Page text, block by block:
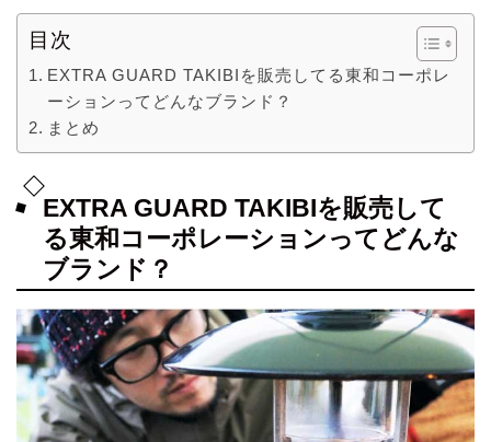
目次
EXTRA GUARD TAKIBIを販売してる東和コーポレ
ーションってどんなブランド？
まとめ
EXTRA GUARD TAKIBIを販売して
る東和コーポレーションってどんな
ブランド？